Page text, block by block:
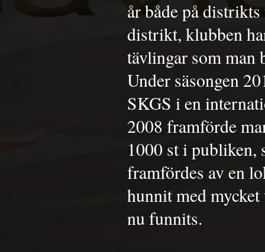
år både på
distrikt, klubben
tävlingar som
Under säsongen
SKGS i en
2008 framförde
1000 st i publiken,
framfördes av en
hunnit med mycket
nu funnits.